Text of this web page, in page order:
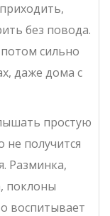
без повода.
сильно
даже дома с
простую
не получится
Разминка,
поклоны
воспитывает